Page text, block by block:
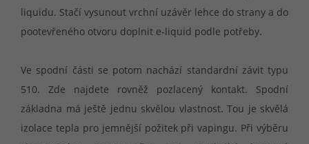
liquidu. Stačí vysunout vrchní uzávěr lehce do strany a do
pootevřeného otvoru doplnit e-liquid podle potřeby.
Ve spodní části se potom nachází standardní závit typu
510. Zde najdete rovněž pozlacený kontakt. Spodní
základna má ještě jednu skvělou vlastnost. Tou je skvělá
izolace tepla pro jemnější požitek při vapingu. Při výběru